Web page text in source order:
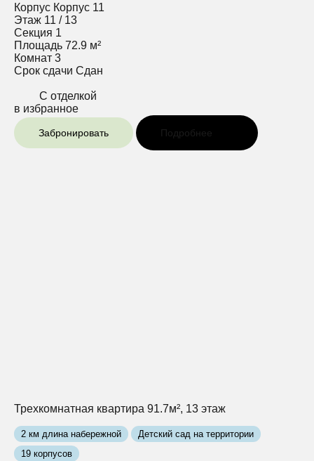
Корпус Корпус 11
Этаж 11 / 13
Секция 1
Площадь 72.9 м²
Комнат 3
Срок сдачи Сдан
С отделкой
в избранное
Забронировать Подробнее
Трехкомнатная квартира 91.7м², 13 этаж
2 км длина набережной
Детский сад на территории
19 корпусов